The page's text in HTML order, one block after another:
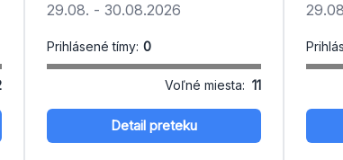
29.08. - 30.08.2026
Prihlásené tímy: 0
Voľné miesta: 11
Detail preteku